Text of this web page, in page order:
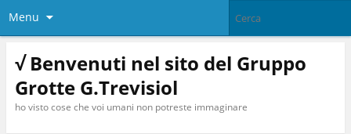
Menu
√ Benvenuti nel sito del Gruppo
Grotte G.Trevisiol
ho visto cose che voi umani non potreste immaginare